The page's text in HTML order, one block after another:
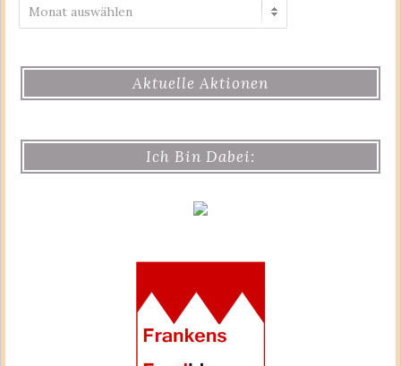
Aktuelle Aktionen
Ich Bin Dabei: